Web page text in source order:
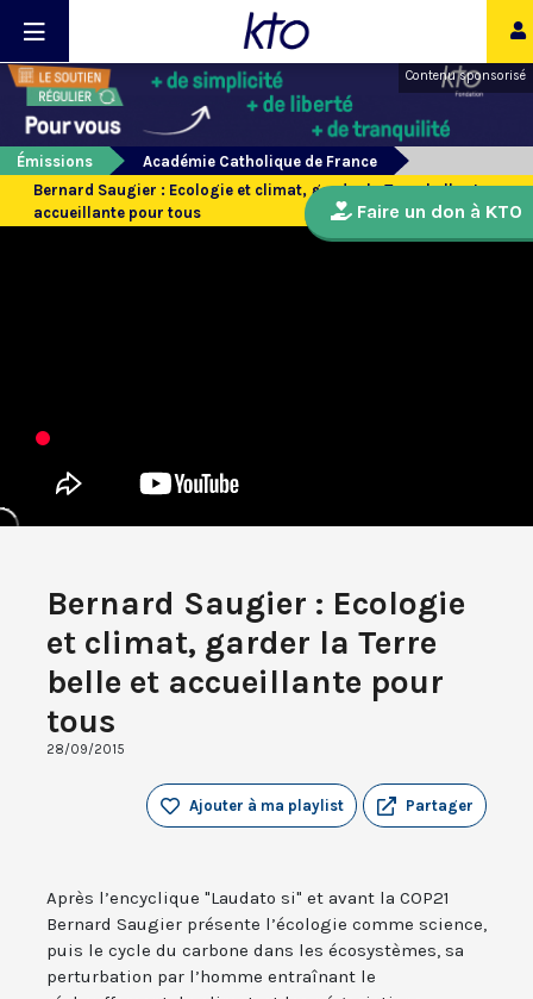
Contenu sponsorisé
Émissions
Académie Catholique de France
Bernard Saugier : Ecologie et climat, garder la Terre belle et
accueillante pour tous
Bernard Saugier : Ecologie
et climat, garder la Terre
belle et accueillante pour
tous
28/09/2015
Partager
Ajouter à ma playlist
Après l’encyclique "Laudato si" et avant la COP21
Bernard Saugier présente l’écologie comme science,
puis le cycle du carbone dans les écosystèmes, sa
perturbation par l’homme entraînant le
Faire un don à KTO